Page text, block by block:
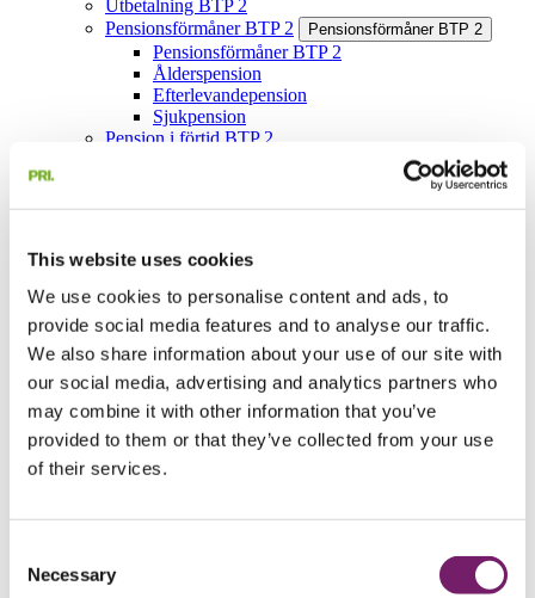
This website uses cookies
We use cookies to personalise content and ads, to
provide social media features and to analyse our traffic.
We also share information about your use of our site with
our social media, advertising and analytics partners who
may combine it with other information that you’ve
provided to them or that they’ve collected from your use
of their services.
Selection
Necessary
Utbetalning BTP 2
Pensionsförmåner BTP 2
Pensionsförmåner BTP 2
Pensionsförmåner BTP 2
Ålderspension
Efterlevandepension
Sjukpension
Pension i förtid BTP 2
BTP-nämnden
FTP 2
FTP 2
FTP 2
Utbetalning FTP 2
Flexiblare regler för pensionsutbetalning
Pensionsförmåner FTP 2
Pensionsförmåner FTP 2
Pensionsförmåner FTP 2
Ålderspension FTP 2
Efterlevandepension FTP 2
Sjukpension FTP 2
Frågor och svar FTP 2